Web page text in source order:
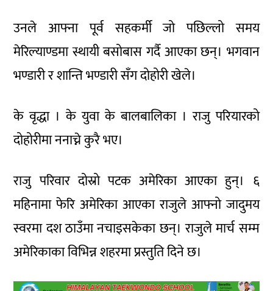
उनले आफ्ना पूर्व सहकर्मी जो पछिल्लो समय
मेरिल्याण्डमा स्थायी बसोबास गर्दै आएका छन्। भगवान
भण्डारी र शान्ति भण्डारी सँग दोहोरी खेले।
के वृद्धा । के युवा के बालबालिका । राजु परियारको
दोहोरीमा ननाच्ने कुरै भए।
राजु परिवार दोस्रो पटक अमेरिका आएका हुन्। ६
महिनामा फेरि अमेरिका आएका राजुले आफ्नो जादुमय
स्वरमा दश ठाउँमा नचाइसकेका छन्। राजुले मार्च सम्म
अमेरिकाका विभिन्न शहरमा प्रस्तुति दिने छ।